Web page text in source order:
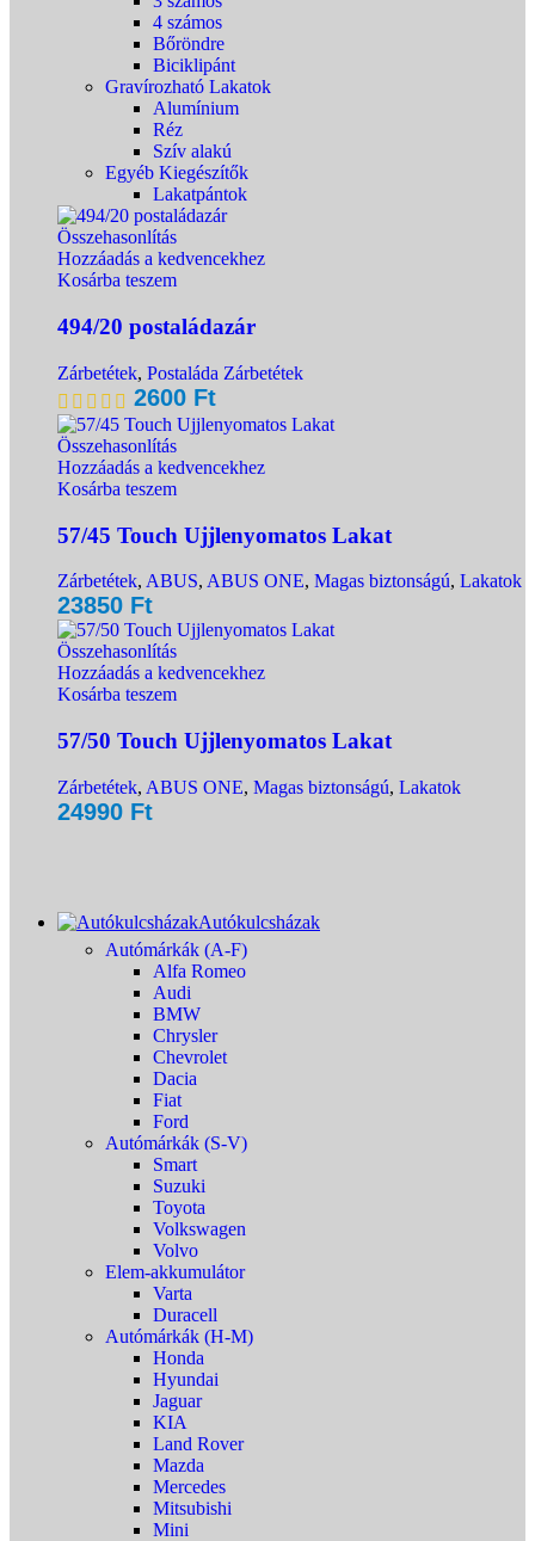
4 számos
Bőröndre
Biciklipánt
Gravírozható Lakatok
Alumínium
Réz
Szív alakú
Egyéb Kiegészítők
Lakatpántok
Összehasonlítás
Hozzáadás a kedvencekhez
Kosárba teszem
494/20 postaládazár
Zárbetétek, Postaláda Zárbetétek
2600 Ft
Összehasonlítás
Hozzáadás a kedvencekhez
Kosárba teszem
57/45 Touch Ujjlenyomatos Lakat
Zárbetétek, ABUS, ABUS ONE, Magas biztonságú, Lakatok
23850 Ft
Összehasonlítás
Hozzáadás a kedvencekhez
Kosárba teszem
57/50 Touch Ujjlenyomatos Lakat
Zárbetétek, ABUS ONE, Magas biztonságú, Lakatok
24990 Ft
Autókulcsházak
Autómárkák (A-F)
Alfa Romeo
Audi
BMW
Chrysler
Chevrolet
Dacia
Fiat
Ford
Autómárkák (S-V)
Smart
Suzuki
Toyota
Volkswagen
Volvo
Elem-akkumulátor
Varta
Duracell
Autómárkák (H-M)
Honda
Hyundai
Jaguar
KIA
Land Rover
Mazda
Mercedes
Mitsubishi
Mini